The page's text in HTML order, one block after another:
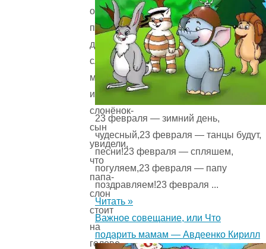
один
прекрасный
день
слониха-
мама
и
слонёнок-
сын
увидели,
что
папа-
слон
стоит
на
голове.
23 февраля — зимний день,
чудесный,23 февраля — танцы будут,
песни!23 февраля — спляшем,
погуляем,23 февраля — папу
поздравляем!23 февраля ...
Читать »
Важное совещание, или Что
подарить мамам — Авдеенко Кирилл